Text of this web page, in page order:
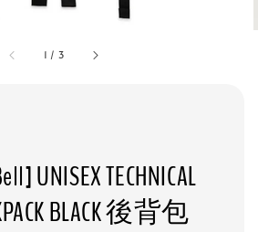
1 / 3
UNISEX TECHNICAL
BLACK 後背包